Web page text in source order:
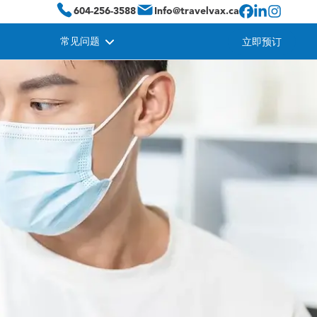
604-256-3588 Info@travelvax.ca
常见问题 立即预订